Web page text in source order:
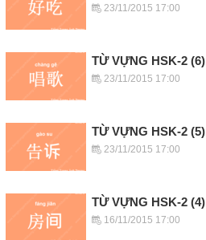
23/11/2015 17:00
TỪ VỰNG HSK-2 (6)
23/11/2015 17:00
TỪ VỰNG HSK-2 (5)
23/11/2015 17:00
TỪ VỰNG HSK-2 (4)
16/11/2015 17:00